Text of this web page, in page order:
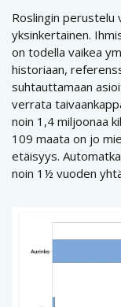
Roslingin perustelu
yksinkertainen.
on todella vaikea
historiaan,
suhtauttamaan
verrata
noin 1,4 miljoonaa
109 maata on jo
etäisyys.
noin 1½ vuoden